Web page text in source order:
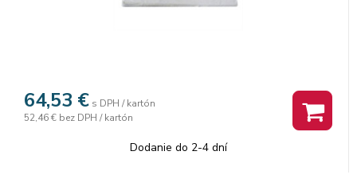
64,53 € s DPH / kartón
52,46 € bez DPH / kartón
Dodanie do 2-4 dní